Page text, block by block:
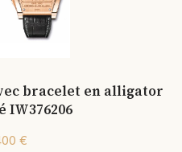
bracelet en alligator
IW376206
€